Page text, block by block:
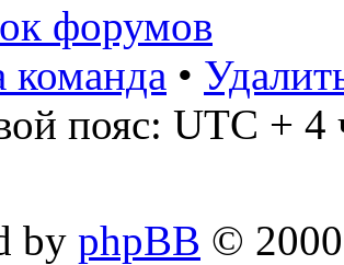
форумов
•
пояс: UTC + 4
by phpBB ©